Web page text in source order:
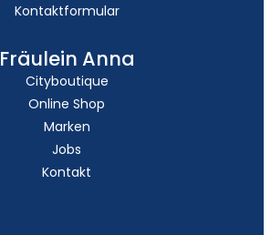
Kontaktformular
Fräulein Anna
Cityboutique
Online Shop
Marken
Jobs
Kontakt